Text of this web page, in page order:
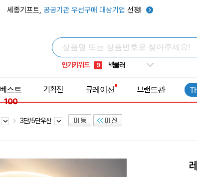
세종기프트, 공공기관 우선구매 대상기업 선정!
인기키워드
6 우산
9 넥쿨러
10 타포린가방
베스트
100
기획전 큐레이션 브랜드관
3단/5단우산